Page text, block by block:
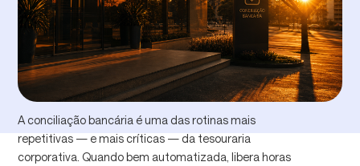
A conciliação bancária é uma das rotinas mais
repetitivas — e mais críticas — da tesouraria
corporativa. Quando bem automatizada, libera horas